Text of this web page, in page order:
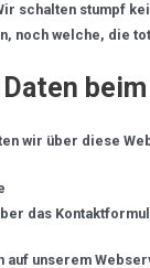
schalten stumpf
noch welche, die
wir über diese
das
auf unserem